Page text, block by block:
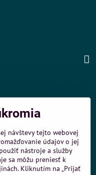
č. 80 a 88
autobus 99
návštevy tejto webovej
údajov o jej
nástroje a služby
sa môžu preniesť k
Kliknutím na „Prijať